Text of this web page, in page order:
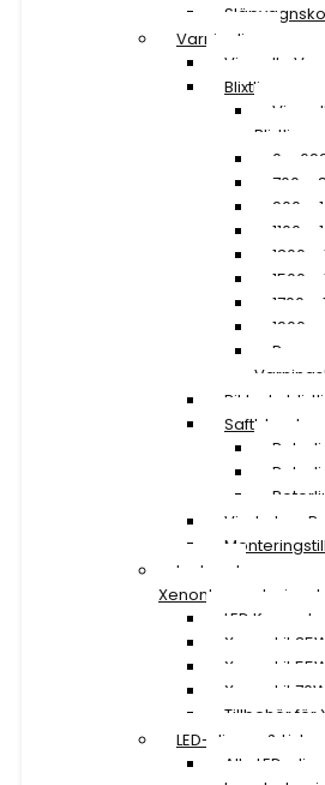
Varningljus
Visa alla
Visa
0 –
700 –
900 –
1100 –
1300 –
1500 –
1700 –
1900
Riktade
Saftblandare
Vindruta –
Led- och
LED
Xenonkit
Xenonkit
Xenonkit
Tillbehör för
LED-slingor & Lister
Alla LED-